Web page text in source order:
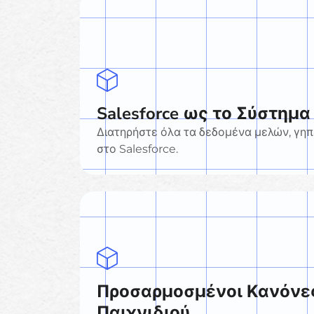
Salesforce ως το
Διατηρήστε όλα τα δεδομένα μελών,
στο Salesforce.
Προσαρμοσμένοι